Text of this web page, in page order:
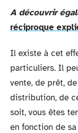
A découvrir
réciproque
Il existe à cet
particuliers. Il
vente, de prêt,
distribution, de
soit, vous êtes
en fonction de